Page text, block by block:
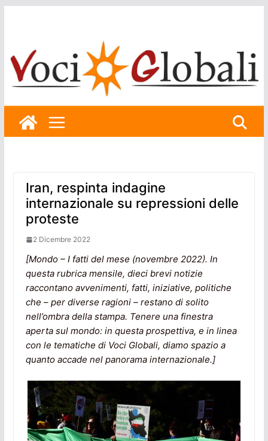
Iran, respinta indagine
internazionale su repressioni delle
proteste
2 Dicembre 2022
[Mondo – I fatti del mese (novembre 2022). In
questa rubrica mensile, dieci brevi notizie
raccontano avvenimenti, fatti, iniziative, politiche
che – per diverse ragioni – restano di solito
nell’ombra della stampa. Tenere una finestra
aperta sul mondo: in questa prospettiva, e in linea
con le tematiche di Voci Globali, diamo spazio a
quanto accade nel panorama internazionale.]